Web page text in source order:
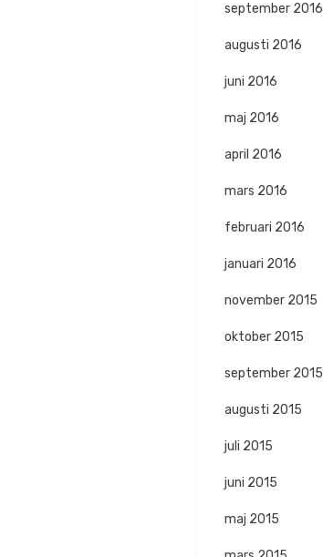
september 2016
augusti 2016
juni 2016
maj 2016
april 2016
mars 2016
februari 2016
januari 2016
november 2015
oktober 2015
september 2015
augusti 2015
juli 2015
juni 2015
maj 2015